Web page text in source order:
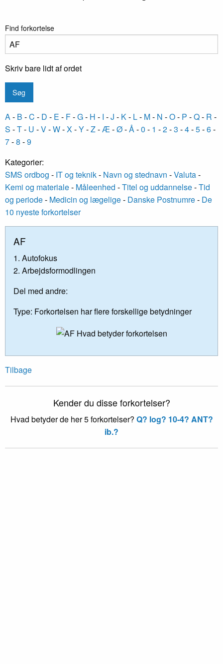
Find forkortelse
Skriv bare lidt af ordet
A- B -C - D - E - F-G- H - I -J - K- L- M- N -O- P -Q- R -
S -T- U -V-W-X-Y-Z-Æ-Ø-Å-0 - 1 -2-3 -4-5-6-
7-8 -9
Kategorier:
SMS ordbog - IT og teknik- Navn og stednavn -Valuta-
Kemi og materiale- Måleenhed -Titel og uddannelse-Tid
og periode- Medicin og lægelige- Danske Postnumre- De
10 nyeste forkortelser
AF
1. Autofokus
2. Arbejdsformodlingen
Del med andre:
Type: Forkortelsen har flere forskellige betydninger
Tilbage
Kender du disse forkortelser?
Hvad betyder de her 5 forkortelser? Q? log? 10-4? ANT?
ib.?